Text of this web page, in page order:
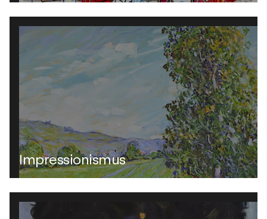
Impressionismus